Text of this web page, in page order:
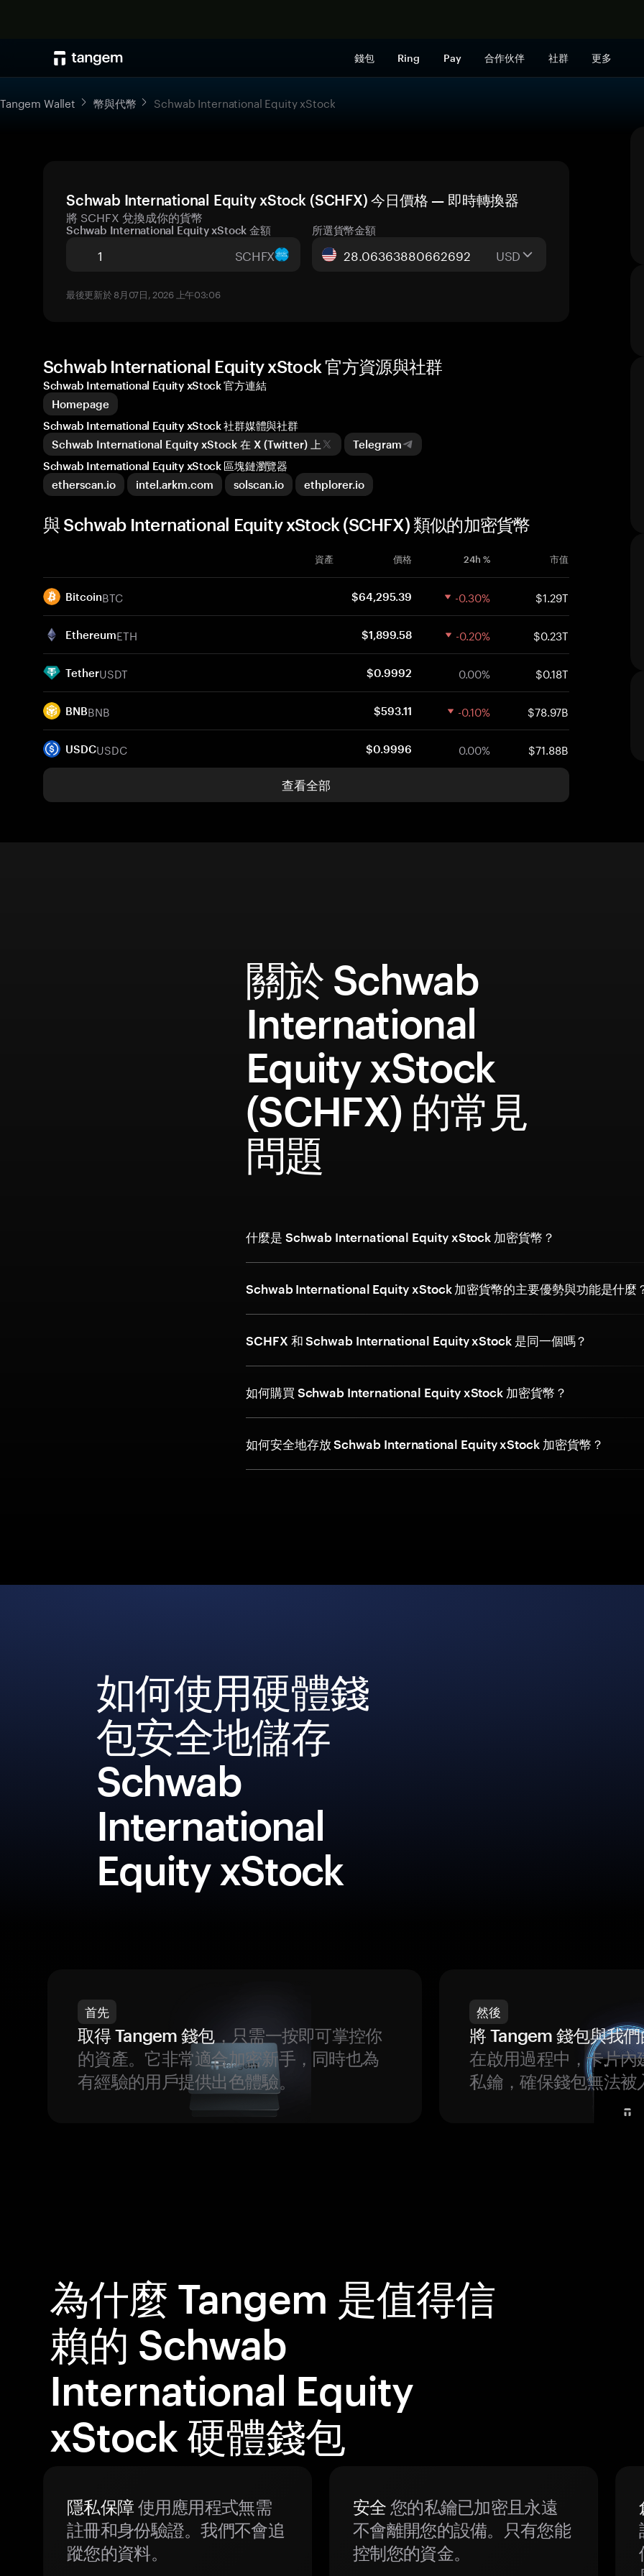
錢包 Ring Pay 合作伙伴 社群 更多
Tangem Wallet 幣與代幣 Schwab International Equity xStock
Schwab International Equity xStock (SCHFX) 今日價格 — 即時轉換器
將 SCHFX 兌換成你的貨幣
Schwab International Equity xStock 金額
SCHFX
所選貨幣金額
USD
最後更新於 8月07日, 2026 上午03:06
Schwab International Equity xStock 官方資源與社群
Schwab International Equity xStock 官方連結
Homepage
Schwab International Equity xStock 社群媒體與社群
Schwab International Equity xStock 在 X (Twitter) 上
Telegram
Schwab International Equity xStock 區塊鏈瀏覽器
etherscan.io
intel.arkm.com solscan.io ethplorer.io
與 Schwab International Equity xStock (SCHFX) 類似的加密貨幣
資產 價格 24h % 市值
BitcoinBTC $64,295.39 -0.30% $1.29T
EthereumETH $1,899.58 -0.20% $0.23T
TetherUSDT $0.9992 0.00% $0.18T
BNBBNB $593.11 -0.10% $78.97B
USDCUSDC $0.9996 0.00% $71.88B
查看全部
關於 Schwab
International
Equity xStock
(SCHFX) 的常見
問題
什麼是 Schwab International Equity xStock 加密貨幣？
Schwab International Equity xStock 加密貨幣的主要優勢與功能是什麼
SCHFX 和 Schwab International Equity xStock 是同一個嗎？
如何購買 Schwab International Equity xStock 加密貨幣？
如何安全地存放 Schwab International Equity xStock 加密貨幣？
如何使用硬體錢
包安全地儲存
Schwab
International
Equity xStock
首先
取得 Tangem 錢包，只需一按即可掌控你
的資產。它非常適合加密新手，同時也為
有經驗的用戶提供出色體驗。
然後
將 Tangem 錢包與我
在啟用過程中，卡片內
私鑰，確保錢包無法被
為什麼 Tangem 是值得信
賴的 Schwab
International Equity
xStock 硬體錢包
隱私保障使用應用程式無需
註冊和身份驗證。我們不會追
蹤您的資料。
安全 您的私鑰已加密且永遠
不會離開您的設備。只有您能
控制您的資金。